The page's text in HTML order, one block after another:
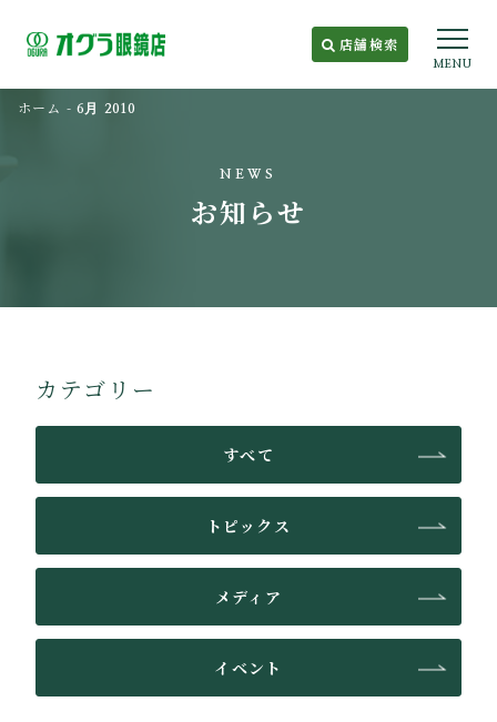
MENU
店舗検索
NEWS
お知らせ
ホーム -6月 2010
カテゴリー
すべて
トピックス
メディア
イベント